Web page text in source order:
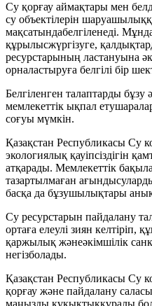
Су қорғау аймақтары мен
су объектілерін
мақсатындабелгіленеді.
құрылысжүргізуге,
ресурстарының ластануына
орналастыруға белгілі бір
Белгіленген талаптарды бұзу
мемлекеттік ықпал
соғуы мүмкін.
Қазақстан Республикасы Су
экологиялық қауіпсіздігін
атқарады. Мемлекеттік
тазартылмаған
басқа да бұзушылықтары
Су ресурстарын пайдалану
ортаға елеулі зиян келтіріп,
қаржылық жәнеәкімшілік
негізболады.
Қазақстан Республикасы Су
қорғау және пайдалану